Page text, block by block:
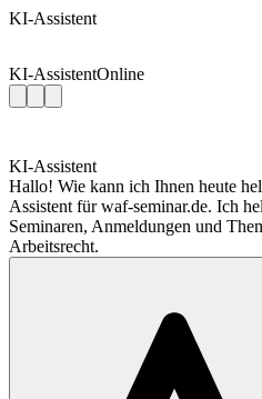
KI-Assistent
KI-AssistentOnline
KI-Assistent
Hallo! Wie kann ich Ihnen heute
Assistent für waf-seminar.de. Ich
Seminaren, Anmeldungen und
Arbeitsrecht.